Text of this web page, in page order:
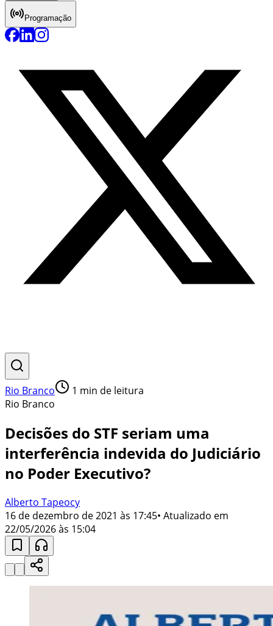
Programação
Rio Branco 1 min de leitura
Rio Branco
Decisões do STF seriam uma
interferência indevida do Judiciário
no Poder Executivo?
Alberto Tapeocy
16 de dezembro de 2021 às 17:45• Atualizado em
22/05/2026 às 15:04